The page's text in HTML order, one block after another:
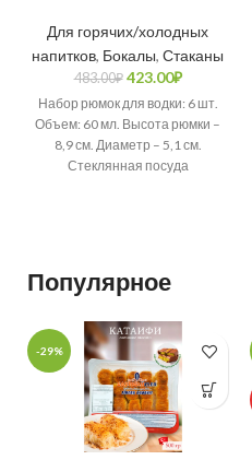
Для горячих/холодных
напитков, Бокалы, Стаканы
483.00₽ 423.00₽
Набор рюмок для водки: 6 шт.
Объем: 60 мл. Высота рюмки –
8,9 см. Диаметр – 5,1 см.
Стеклянная посуда
Популярное
-29%